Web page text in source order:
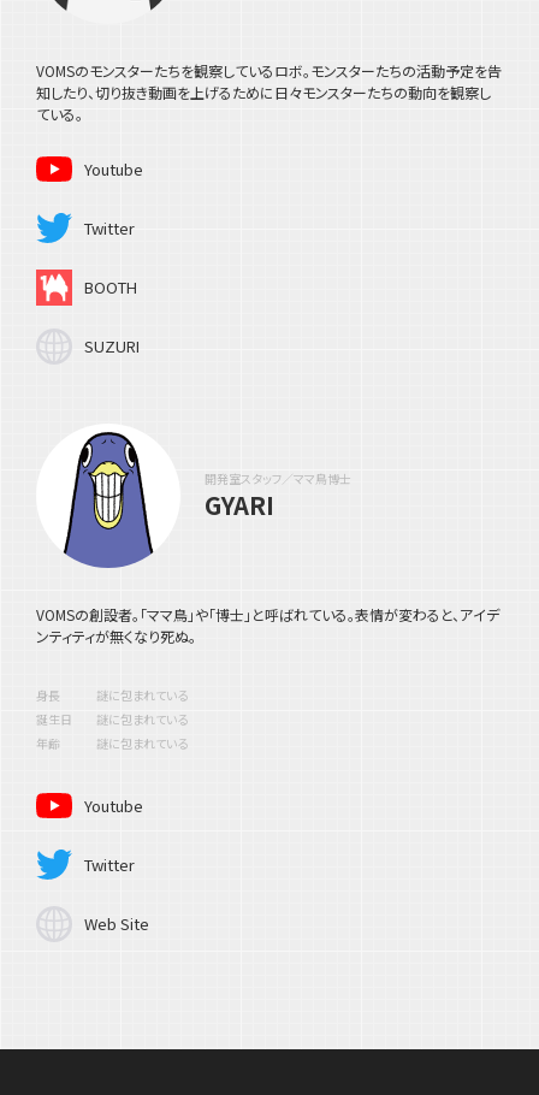
VOMSのモンスターたちを観察しているロボ。モンスターたちの活動予定を告
知したり、切り抜き動画を上げるために日々モンスターたちの動向を観察し
ている。
Youtube
Twitter
BOOTH
SUZURI
開発室スタッフ／ママ鳥博士
GYARI
VOMSの創設者。「ママ鳥」や「博士」と呼ばれている。表情が変わると、アイデ
ンティティが無くなり死ぬ。
身長
謎に包まれている
誕生日
謎に包まれている
年齢
謎に包まれている
Youtube
Twitter
Web Site